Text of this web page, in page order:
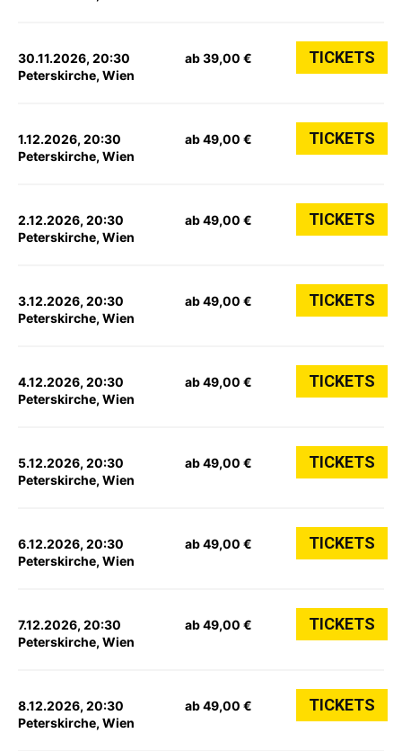
30.11.2026, 20:30
Peterskirche, Wien
ab 39,00 € TICKETS
1.12.2026, 20:30
Peterskirche, Wien
ab 49,00 € TICKETS
2.12.2026, 20:30
Peterskirche, Wien
ab 49,00 € TICKETS
3.12.2026, 20:30
Peterskirche, Wien
ab 49,00 € TICKETS
4.12.2026, 20:30
Peterskirche, Wien
ab 49,00 € TICKETS
5.12.2026, 20:30
Peterskirche, Wien
ab 49,00 € TICKETS
6.12.2026, 20:30
Peterskirche, Wien
ab 49,00 € TICKETS
7.12.2026, 20:30
Peterskirche, Wien
ab 49,00 € TICKETS
8.12.2026, 20:30
Peterskirche, Wien
ab 49,00 € TICKETS